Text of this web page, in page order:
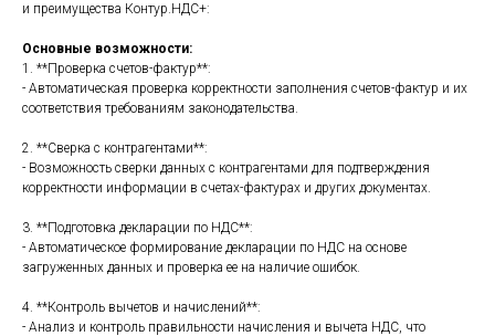
и преимущества Контур.НДС+:
Основные возможности:
1. **Проверка счетов-фактур**:
- Автоматическая проверка корректности заполнения счетов-фактур и их
соответствия требованиям законодательства.
2. **Сверка с контрагентами**:
- Возможность сверки данных с контрагентами для подтверждения
корректности информации в счетах-фактурах и других документах.
3. **Подготовка декларации по НДС**:
- Автоматическое формирование декларации по НДС на основе
загруженных данных и проверка ее на наличие ошибок.
4. **Контроль вычетов и начислений**:
- Анализ и контроль правильности начисления и вычета НДС, что